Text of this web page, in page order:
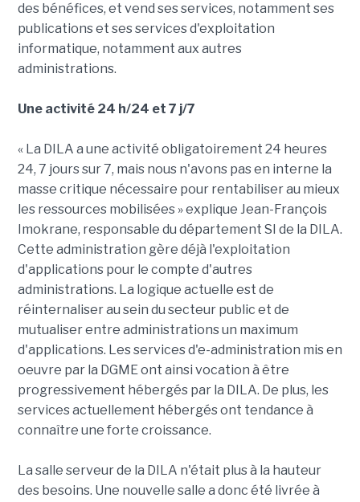
des bénéfices, et vend ses services, notamment ses
publications et ses services d'exploitation
informatique, notamment aux autres
administrations.
Une activité 24 h/24 et 7 j/7
« La DILA a une activité obligatoirement 24 heures
24, 7 jours sur 7, mais nous n'avons pas en interne la
masse critique nécessaire pour rentabiliser au mieux
les ressources mobilisées » explique Jean-François
Imokrane, responsable du département SI de la DILA.
Cette administration gère déjà l'exploitation
d'applications pour le compte d'autres
administrations. La logique actuelle est de
réinternaliser au sein du secteur public et de
mutualiser entre administrations un maximum
d'applications. Les services d'e-administration mis en
oeuvre par la DGME ont ainsi vocation à être
progressivement hébergés par la DILA. De plus, les
services actuellement hébergés ont tendance à
connaître une forte croissance.
La salle serveur de la DILA n'était plus à la hauteur
des besoins. Une nouvelle salle a donc été livrée à